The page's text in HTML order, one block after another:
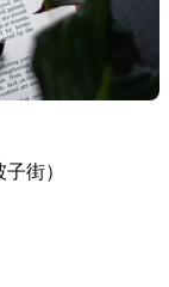
街）